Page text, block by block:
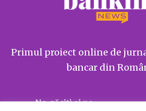
Primul proiect online de
bancar din
Ne găsiți și pe